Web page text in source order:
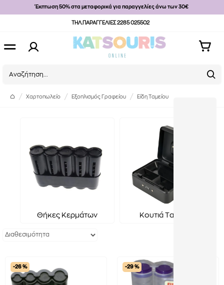
Έκπτωση 50% στα μεταφορικά για παραγγελίες άνω των 30€
ΤΗΛ.ΠΑΡΑΓΓΕΛΙΕΣ 2285 025502
Χαρτοπωλείο Εξοπλισμός Γραφείου Είδη Ταμείου
Θήκες Κερμάτων Κουτιά Ταμείου
-26 % -29 %